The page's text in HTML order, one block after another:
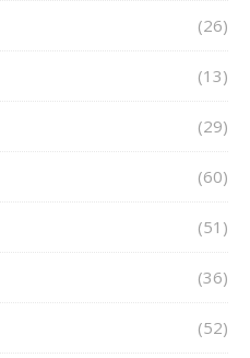
(26)
(13)
(29)
(60)
(51)
(36)
(52)